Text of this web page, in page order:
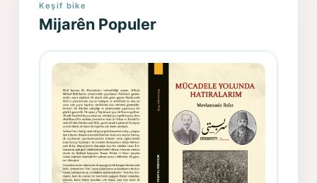
Keşif bike
Mijarên Populer